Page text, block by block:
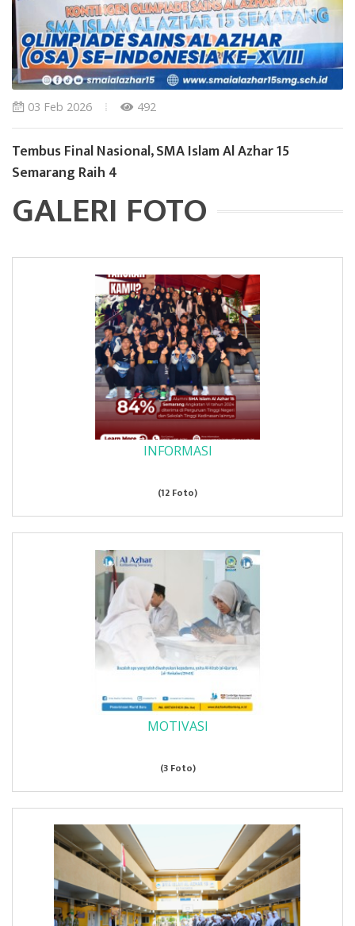
03 Feb 2026 492
Tembus Final Nasional, SMA Islam Al Azhar 15
Semarang Raih 4
GALERI FOTO
INFORMASI
(12 Foto)
MOTIVASI
(3 Foto)